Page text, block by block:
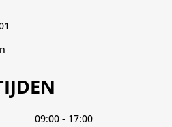
09:00 - 17:00